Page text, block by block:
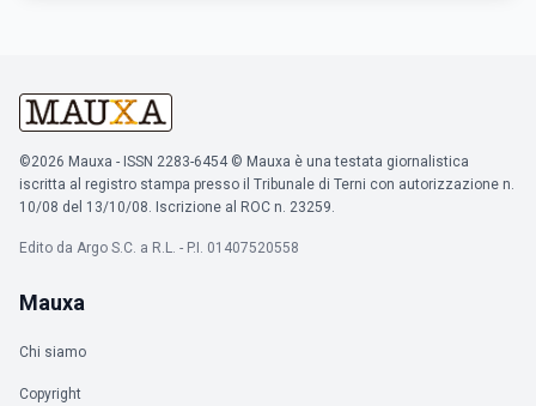
©2026 Mauxa - ISSN 2283-6454 © Mauxa è una testata giornalistica
iscritta al registro stampa presso il Tribunale di Terni con autorizzazione n.
10/08 del 13/10/08. Iscrizione al ROC n. 23259.
Edito da Argo S.C. a R.L. - P.I. 01407520558
Mauxa
Chi siamo
Copyright